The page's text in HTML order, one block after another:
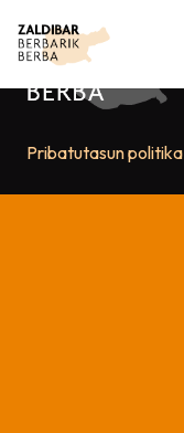
Pribatutasun politika